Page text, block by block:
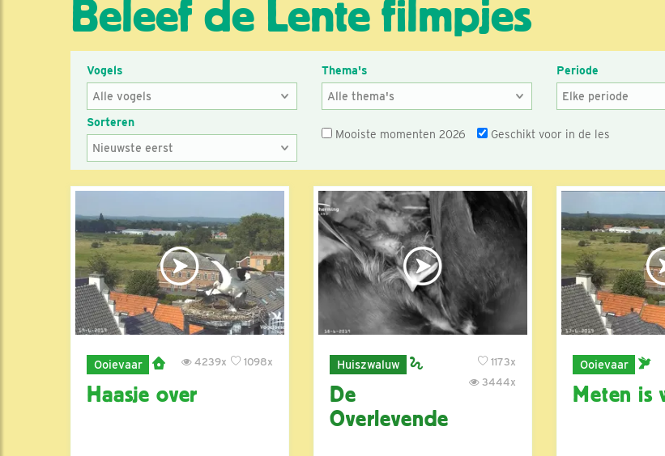
Beleef de Lente filmpjes
Vogels Thema's Periode
Sorteren
Mooiste momenten 2026 Geschikt voor in de les
Ooievaar 1098x
4239x
Haasje over
Huiszwaluw
1173x
3444x
De
Overlevende
Ooievaar
Meten is